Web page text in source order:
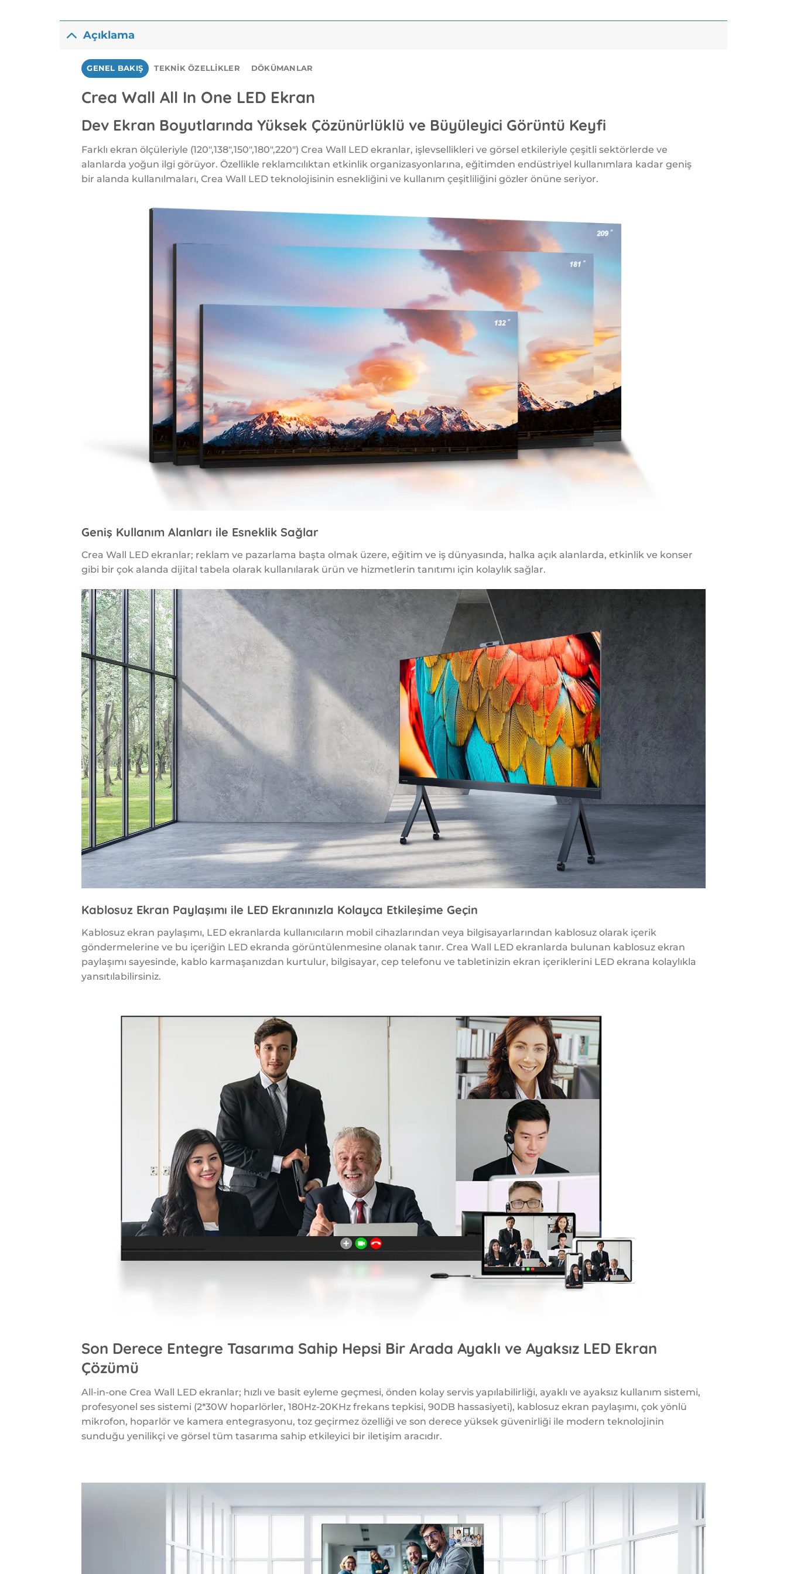
Açıklama
GENEL BAKIŞ TEKNIK ÖZELLIKLER DÖKÜMANLAR
Crea Wall All In One LED Ekran
Dev Ekran Boyutlarında Yüksek Çözünürlüklü ve Büyüleyici Görüntü Keyfi
Farklı ekran ölçüleriyle (120″,138″,150″,180″,220″) Crea Wall LED ekranlar, işlevsellikleri ve görsel etkileriyle çeşitli sektörlerde ve
alanlarda yoğun ilgi görüyor. Özellikle reklamcılıktan etkinlik organizasyonlarına, eğitimden endüstriyel kullanımlara kadar geniş
bir alanda kullanılmaları, Crea Wall LED teknolojisinin esnekliğini ve kullanım çeşitliliğini gözler önüne seriyor.
Geniş Kullanım Alanları ile Esneklik Sağlar
Crea Wall LED ekranlar; reklam ve pazarlama başta olmak üzere, eğitim ve iş dünyasında, halka açık alanlarda, etkinlik ve konser
gibi bir çok alanda dijital tabela olarak kullanılarak ürün ve hizmetlerin tanıtımı için kolaylık sağlar.
Kablosuz Ekran Paylaşımı ile LED Ekranınızla Kolayca Etkileşime Geçin
Kablosuz ekran paylaşımı, LED ekranlarda kullanıcıların mobil cihazlarından veya bilgisayarlarından kablosuz olarak içerik
göndermelerine ve bu içeriğin LED ekranda görüntülenmesine olanak tanır. Crea Wall LED ekranlarda bulunan kablosuz ekran
paylaşımı sayesinde, kablo karmaşanızdan kurtulur, bilgisayar, cep telefonu ve tabletinizin ekran içeriklerini LED ekrana kolaylıkla
yansıtılabilirsiniz.
Son Derece Entegre Tasarıma Sahip Hepsi Bir Arada Ayaklı ve Ayaksız LED Ekran
Çözümü
All-in-one Crea Wall LED ekranlar; hızlı ve basit eyleme geçmesi, önden kolay servis yapılabilirliği, ayaklı ve ayaksız kullanım sistemi,
profesyonel ses sistemi (2*30W hoparlörler, 180Hz-20KHz frekans tepkisi, 90DB hassasiyeti), kablosuz ekran paylaşımı, çok yönlü
mikrofon, hoparlör ve kamera entegrasyonu, toz geçirmez özelliği ve son derece yüksek güvenirliği ile modern teknolojinin
sunduğu yenilikçi ve görsel tüm tasarıma sahip etkileyici bir iletişim aracıdır.